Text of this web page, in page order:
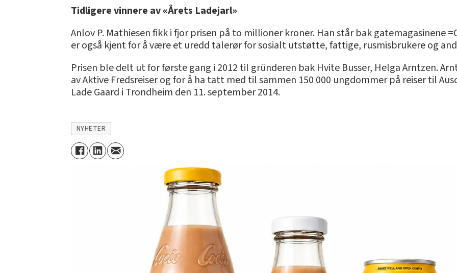
Tidligere vinnere av «Årets Ladejarl»
Anlov P. Mathiesen fikk i fjor prisen på to millioner kroner. Han står bak gatemagasinene
er også kjent for å være et uredd talerør for sosialt utstøtte, fattige, rusmisbrukere og
Prisen ble delt ut for første gang i 2012 til gründeren bak Hvite Busser, Helga Arntzen.
av Aktive Fredsreiser og for å ha tatt med til sammen 150 000 ungdommer på reiser til
Lade Gaard i Trondheim den 11. september 2014.
NYHETER